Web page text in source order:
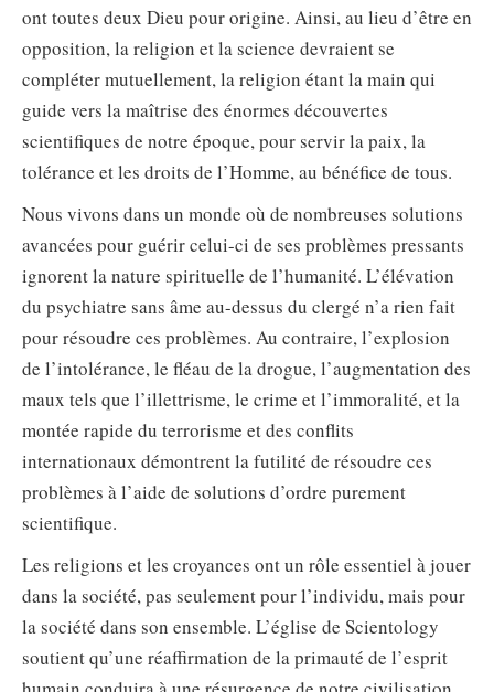
ont toutes deux Dieu pour origine. Ainsi, au lieu d’être en
opposition, la religion et la science devraient se
compléter mutuellement, la religion étant la main qui
guide vers la maîtrise des énormes découvertes
scientifiques de notre époque, pour servir la paix, la
tolérance et les droits de l’Homme, au bénéfice de tous.
Nous vivons dans un monde où de nombreuses solutions
avancées pour guérir celui-ci de ses problèmes pressants
ignorent la nature spirituelle de l’humanité. L’élévation
du psychiatre sans âme au-dessus du clergé n’a rien fait
pour résoudre ces problèmes. Au contraire, l’explosion
de l’intolérance, le fléau de la drogue, l’augmentation des
maux tels que l’illettrisme, le crime et l’immoralité, et la
montée rapide du terrorisme et des conflits
internationaux démontrent la futilité de résoudre ces
problèmes à l’aide de solutions d’ordre purement
scientifique.
Les religions et les croyances ont un rôle essentiel à jouer
dans la société, pas seulement pour l’individu, mais pour
la société dans son ensemble. L’église de Scientology
soutient qu’une réaffirmation de la primauté de l’esprit